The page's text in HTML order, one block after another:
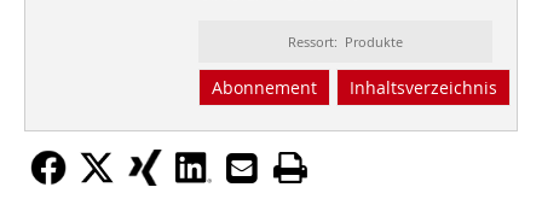
Ressort: Produkte
Abonnement Inhaltsverzeichnis